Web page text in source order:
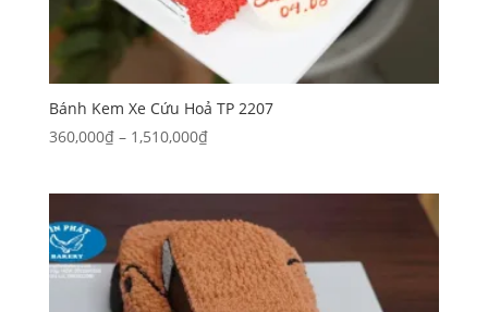
Bánh Kem Xe Cứu Hoả TP 2207
360,000₫ – 1,510,000₫Khoảng
đến
1,510,000₫